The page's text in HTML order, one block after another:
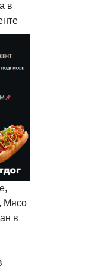
в
Мясо
в